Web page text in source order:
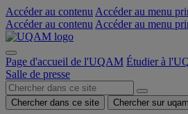
Accéder au contenu Accéder au menu
Accéder au contenu Accéder au menu
Page d'accueil de l'UQAM Étudier à
Salle de presse
Chercher dans ce site Chercher sur